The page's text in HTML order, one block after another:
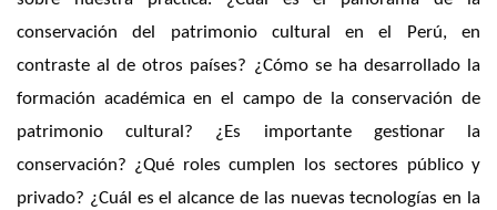
conservación del patrimonio cultural en el Perú, en
contraste al de otros países? ¿Cómo se ha desarrollado la
formación académica en el campo de la conservación de
patrimonio cultural? ¿Es importante gestionar la
conservación? ¿Qué roles cumplen los sectores público y
privado? ¿Cuál es el alcance de las nuevas tecnologías en la